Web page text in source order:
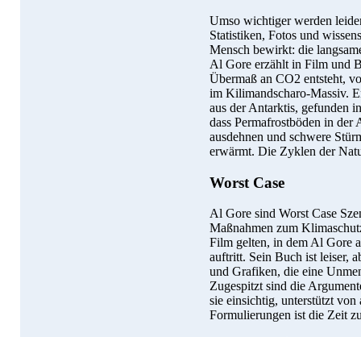
Umso wichtiger werden
Statistiken, Fotos und
Mensch bewirkt: die
Al Gore erzählt in Film und
Übermaß an CO2 entsteht,
im Kilimandscharo-Massiv.
aus der Antarktis, gefunden
dass Permafrostböden in der
ausdehnen und schwere
erwärmt. Die Zyklen der
Worst Case
Al Gore sind Worst Case
Maßnahmen zum
Film gelten, in dem Al Gore
auftritt. Sein Buch ist leiser,
und Grafiken, die eine
Zugespitzt sind die
sie einsichtig, unterstützt
Formulierungen ist die Zeit